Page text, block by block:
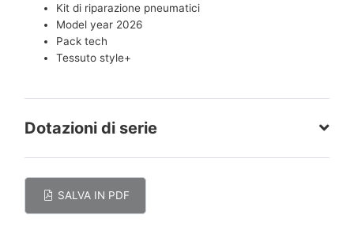
Kit di riparazione pneumatici
Model year 2026
Pack tech
Tessuto style+
Dotazioni di serie
SALVA IN PDF